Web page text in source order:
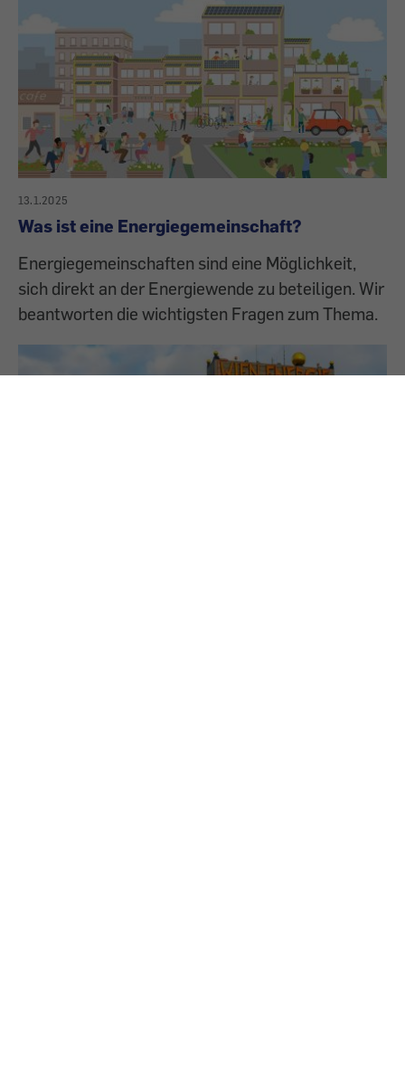
13.1.2025
Was ist eine Energiegemeinschaft?
Energiegemeinschaften sind eine Möglichkeit,
sich direkt an der Energiewende zu beteiligen. Wir
beantworten die wichtigsten Fragen zum Thema.